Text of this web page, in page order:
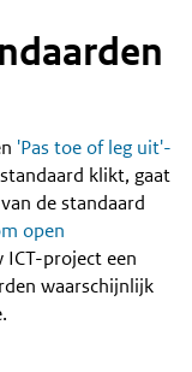
'Pas toe of leg uit'-
klikt, gaat
de standaard
open
project een
waarschijnlijk